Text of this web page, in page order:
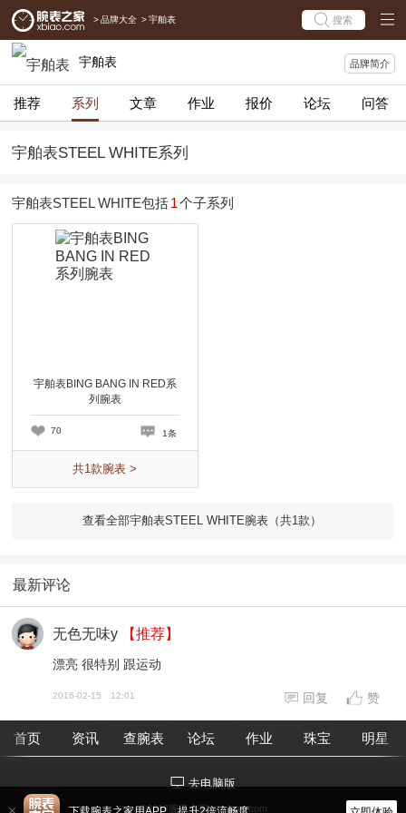
> 品牌大全 > 宇舶表 搜索
宇舶表 品牌简介
推荐 系列 文章 作业 报价 论坛 问答
宇舶表STEEL WHITE系列
宇舶表STEEL WHITE包括 1个子系列
宇舶表BING BANG IN RED系
列腕表
70 1条
共1款腕表 >
查看全部宇舶表STEEL WHITE腕表（共1款）
最新评论
无色无味y 【推荐】
漂亮 很特别 跟运动
2016-02-15 12:01 回复 赞
首页 资讯 查腕表 论坛 作业 珠宝 明星
去电脑版
©2018腕表之家 m.xbiao.com